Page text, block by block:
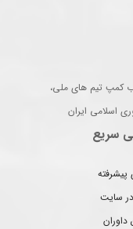
کمپ تیم های ملی،
اسلامی ایران
سریع
سایت
داوران